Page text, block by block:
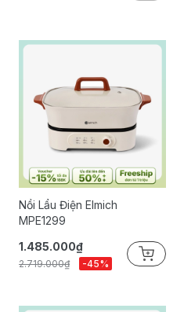
Nồi Lẩu Điện Elmich
MPE1299
1.485.000₫
2.719.000₫ -45%